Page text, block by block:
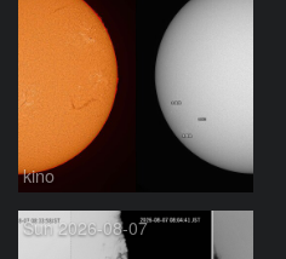
kino
Sun 2026-08-07